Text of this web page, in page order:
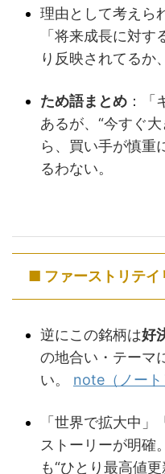
理由として考えら
「将来成長に対
り反映されてるか
ため語まとめ ：「
あるが、“今すぐ
ら、買い手が慎重
るわない。
■ ファーストリテイ
逆にこの銘柄は好
の地合い・テーマ
い。 note（ノート
「世界で拡大中
ストーリーが明確
も“ひとり最高値